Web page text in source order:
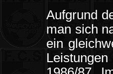
Aufgrund
man sich
ein